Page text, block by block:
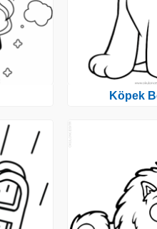
Köpek